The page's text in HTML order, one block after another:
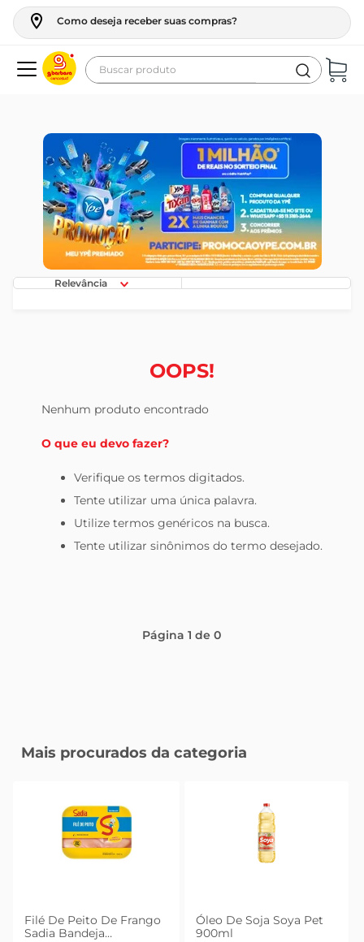
Como deseja receber suas compras?
Buscar produto
Relevância
OOPS!
Nenhum produto encontrado
O que eu devo fazer?
Verifique os termos digitados.
Tente utilizar uma única palavra.
Utilize termos genéricos na busca.
Tente utilizar sinônimos do termo desejado.
Página1 de0
Mais procurados da categoria
Filé De Peito De Frango
Sadia Bandeja
Óleo De Soja Soya Pet
900ml
geladeira
maquina lavar
fogao
café
cerveja
frango